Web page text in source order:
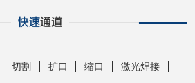
切割 扩口 缩口 激光焊接